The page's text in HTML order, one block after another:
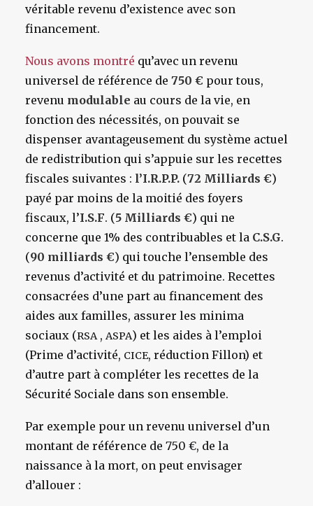
véritable revenu d’existence avec son
financement.
Nous avons montré qu’avec un revenu
universel de référence de 750 € pour tous,
revenu modulable au cours de la vie, en
fonction des nécessités, on pouvait se
dispenser avantageusement du système actuel
de redistribution qui s’appuie sur les recettes
fiscales suivantes : l’I.R.P.P. (72 Milliards €)
payé par moins de la moitié des foyers
fiscaux, l’I.S.F. (5 Milliards €) qui ne
concerne que 1% des contribuables et la C.S.G.
(90 milliards €) qui touche l’ensemble des
revenus d’activité et du patrimoine. Recettes
consacrées d’une part au financement des
aides aux familles, assurer les minima
sociaux (RSA, ASPA) et les aides à l’emploi
(Prime d’activité, CICE, réduction Fillon) et
d’autre part à compléter les recettes de la
Sécurité Sociale dans son ensemble.
Par exemple pour un revenu universel d’un
montant de référence de 750 €, de la
naissance à la mort, on peut envisager
d’allouer :